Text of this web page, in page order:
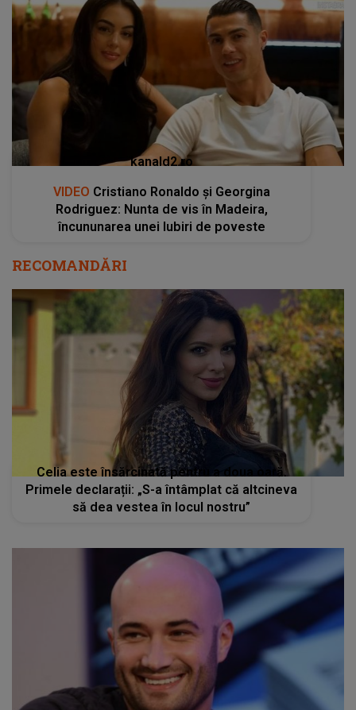
kanald2.ro
VIDEO Cristiano Ronaldo și Georgina
Rodriguez: Nunta de vis în Madeira,
încununarea unei Iubiri de poveste
RECOMANDĂRI
Celia este însărcinată pentru a doua oară.
Primele declarații: „S-a întâmplat că altcineva
să dea vestea în locul nostru”